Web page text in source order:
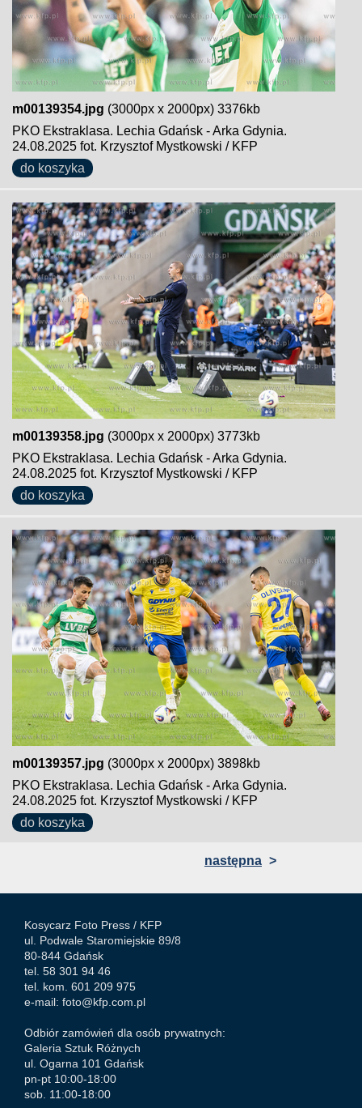
m00139354.jpg (3000px x 2000px) 3376kb
PKO Ekstraklasa. Lechia Gdańsk - Arka Gdynia.
24.08.2025 fot. Krzysztof Mystkowski / KFP
do koszyka
m00139358.jpg (3000px x 2000px) 3773kb
PKO Ekstraklasa. Lechia Gdańsk - Arka Gdynia.
24.08.2025 fot. Krzysztof Mystkowski / KFP
do koszyka
m00139357.jpg (3000px x 2000px) 3898kb
PKO Ekstraklasa. Lechia Gdańsk - Arka Gdynia.
24.08.2025 fot. Krzysztof Mystkowski / KFP
do koszyka
następna >
Kosycarz Foto Press / KFP
ul. Podwale Staromiejskie 89/8
80-844 Gdańsk
tel. 58 301 94 46
tel. kom. 601 209 975
e-mail: foto@kfp.com.pl
Odbiór zamówień dla osób prywatnych:
Galeria Sztuk Różnych
ul. Ogarna 101 Gdańsk
pn-pt 10:00-18:00
sob. 11:00-18:00